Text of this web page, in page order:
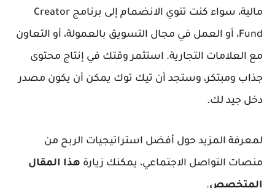
مالية، سواء كنت تنوي الانضمام إلى برنامج Creator
Fund، أو العمل في مجال التسويق بالعمولة، أو التعاون
مع العلامات التجارية. استثمر وقتك في إنتاج محتوى
جذاب ومبتكر، وستجد أن تيك توك يمكن أن يكون مصدر
دخل جيد لك.
لمعرفة المزيد حول أفضل استراتيجيات الربح من
منصات التواصل الاجتماعي، يمكنك زيارة هذا المقال
المتخصص.